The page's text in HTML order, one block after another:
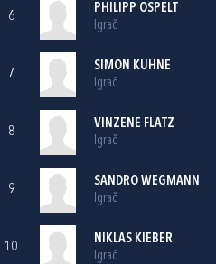
6
PHILIPP OSPELT
Igrač
7
SIMON KUHNE
Igrač
8
VINZENE FLATZ
Igrač
9
SANDRO WEGMANN
Igrač
10
NIKLAS KIEBER
Igrač